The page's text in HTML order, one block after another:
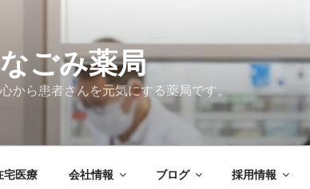
なごみ薬局
心から患者さんを元気にする薬局です。
宅医療 会社情報 ブログ 採用情報